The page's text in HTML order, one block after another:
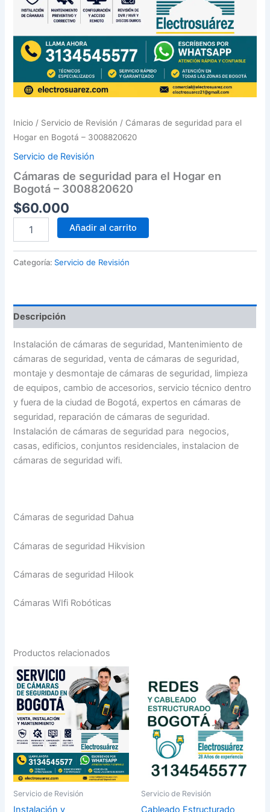
Inicio / Servicio de Revisión / Cámaras de seguridad para el
Hogar en Bogotá – 3008820620
Servicio de Revisión
Cámaras de seguridad para el Hogar en
Bogotá – 3008820620
$60.000
para
Bogotá
-
3008820620
cantidad
Añadir al carrito
Categoría: Servicio de Revisión
Descripción
Instalación de cámaras de seguridad, Mantenimiento de
cámaras de seguridad, venta de cámaras de seguridad,
montaje y desmontaje de cámaras de seguridad, limpieza
de equipos, cambio de accesorios, servicio técnico dentro
y fuera de la ciudad de Bogotá, expertos en cámaras de
seguridad, reparación de cámaras de seguridad.
Instalación de cámaras de seguridad para negocios,
casas, edificios, conjuntos residenciales, instalacion de
cámaras de seguridad wifi.
Cámaras de seguridad Dahua
Cámaras de seguridad Hikvision
Cámaras de seguridad Hilook
Cámaras WIfi Robóticas
Productos relacionados
Servicio de Revisión
Instalación y
Servicio de Revisión
Cableado Estructurado